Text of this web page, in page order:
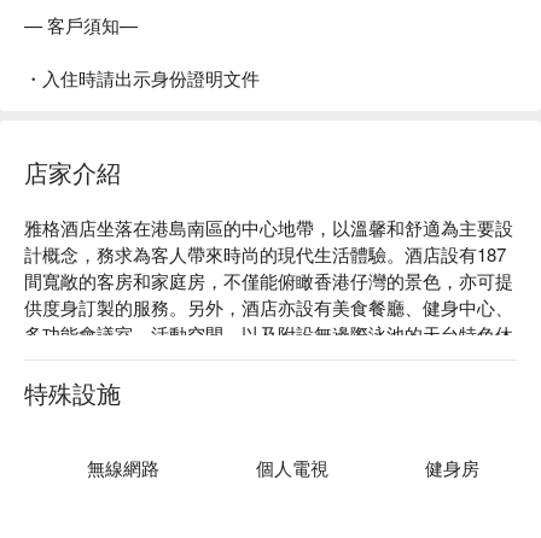
— 客戶須知—
・入住時請出示身份證明文件
店家介紹
雅格酒店坐落在港島南區的中心地帶，以溫馨和舒適為主要設
計概念，務求為客人帶來時尚的現代生活體驗。酒店設有187
間寬敞的客房和家庭房，不僅能俯瞰香港仔灣的景色，亦可提
供度身訂製的服務。另外，酒店亦設有美食餐廳、健身中心、
多功能會議室、活動空間，以及附設無邊際泳池的天台特色休
閒區。雅格酒店亦是一間寵物友好酒店，歡迎您帶同小毛孩來
體驗狗狗度假服務。
雅格酒店致力為客人提供最優質的服務及體驗，並屢獲多個獎
awarded by All About Wedding Services 2024，2023訂製傑出
特殊設施
無線網路 個人電視 健身房